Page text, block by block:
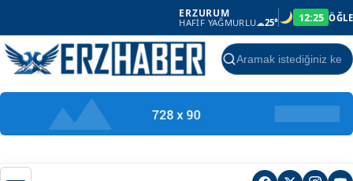
ERZURUM
HAFIF YAĞMURLU☁25° 12:25 ÖĞLE
Ara